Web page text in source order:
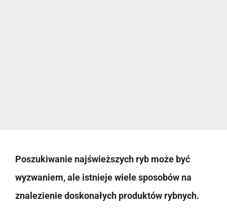
Poszukiwanie najświeższych ryb może być
wyzwaniem, ale istnieje wiele sposobów na
znalezienie doskonałych produktów rybnych.